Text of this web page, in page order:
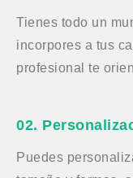
Tienes todo un
incorpores a tus
profesional te
02.
Puedes